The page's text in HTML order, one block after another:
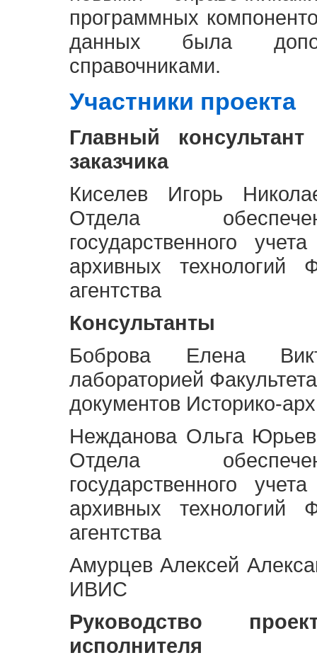
программных
данных была
справочниками.
Участники проекта
Главный
заказчика
Киселев Игорь
Отдела
государственного
архивных технологий
агентства
Консультанты
Боброва Елена
лабораторией
документов Историко-
Нежданова Ольга
Отдела
государственного
архивных технологий
агентства
Амурцев Алексей
ИВИС
Руководство
исполнителя